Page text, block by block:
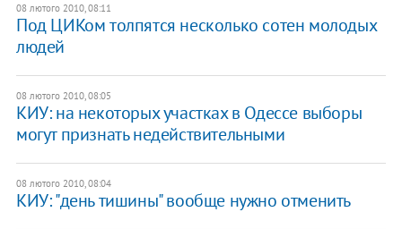
08 лютого 2010, 08:11
Под ЦИКом толпятся несколько сотен молодых
людей
08 лютого 2010, 08:05
КИУ: на некоторых участках в Одессе выборы
могут признать недействительными
08 лютого 2010, 08:04
КИУ: "день тишины" вообще нужно отменить